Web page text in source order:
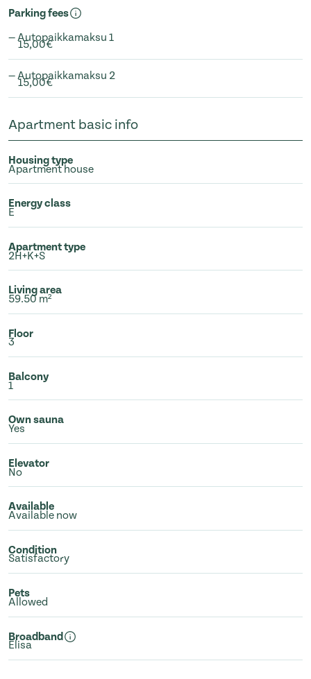
Parking fees
— Autopaikkamaksu 1
15,00€
— Autopaikkamaksu 2
15,00€
Apartment basic info
Housing type
Apartment house
Energy class
E
Apartment type
2H+K+S
Living area
59.50 m²
Floor
3
Balcony
1
Own sauna
Yes
Elevator
No
Available
Available now
Condition
Satisfactory
Pets
Allowed
Broadband
Elisa